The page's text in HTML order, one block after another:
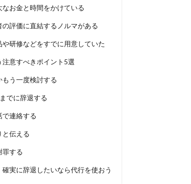
お金と時間をかけている
評価に直結するノルマがある
研修などをすでに用意していた
意すべきポイント5選
う一度検討する
でに辞退する
連絡する
伝える
する
実に辞退したいなら代行を使おう